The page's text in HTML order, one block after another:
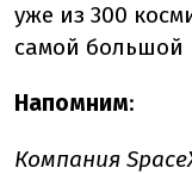
уже из 300
самой большой
Напомним:
Компания